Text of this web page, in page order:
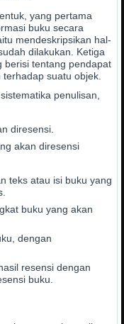
yang pertama
buku secara
mendeskripsikan hal-
dilakukan. Ketiga
berisi tentang pendapat
suatu objek.
penulisan,
diresensi.
akan diresensi
teks atau isi buku yang
buku yang akan
dengan
resensi dengan
buku.